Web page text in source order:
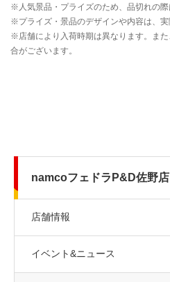
namcoフェドラP&D佐野店
店舗情報
イベント&ニュース